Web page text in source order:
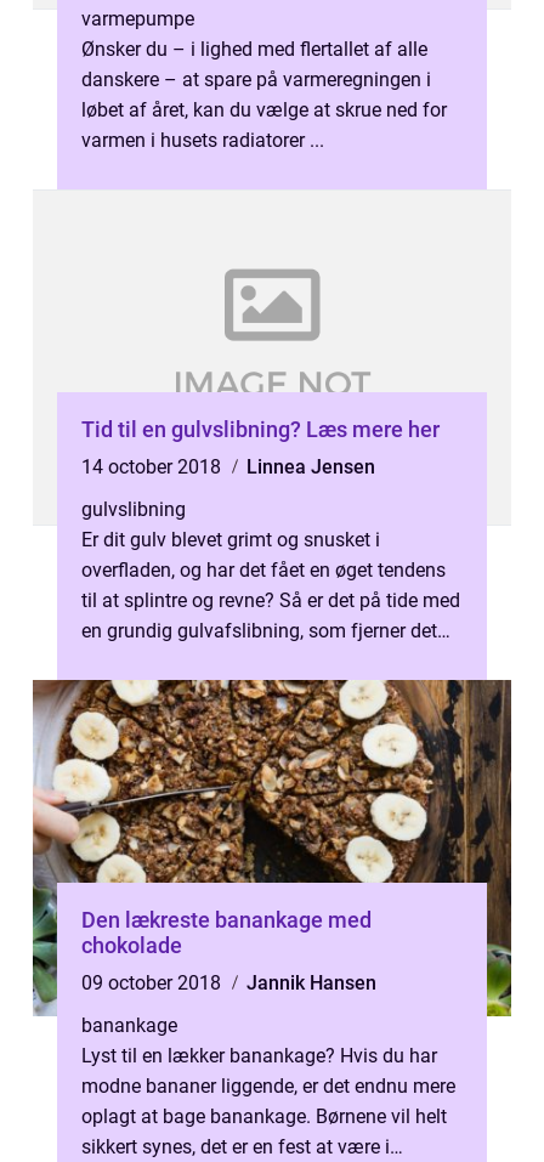
varmepumpe
Ønsker du – i lighed med flertallet af alle
danskere – at spare på varmeregningen i
løbet af året, kan du vælge at skrue ned for
varmen i husets radiatorer ...
Tid til en gulvslibning? Læs mere her
14 october 2018
Linnea Jensen
gulvslibning
Er dit gulv blevet grimt og snusket i
overfladen, og har det fået en øget tendens
til at splintre og revne? Så er det på tide med
en grundig gulvafslibning, som fjerner det
Den lækreste banankage med
chokolade
09 october 2018
Jannik Hansen
banankage
Lyst til en lækker banankage? Hvis du har
modne bananer liggende, er det endnu mere
oplagt at bage banankage. Børnene vil helt
sikkert synes, det er en fest at være i